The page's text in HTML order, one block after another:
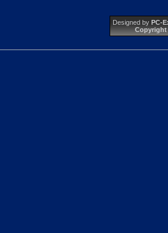
Designed by PC-
Copyright